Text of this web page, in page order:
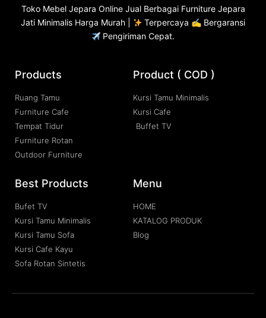
Toko Mebel Jepara Online Jual Berbagai Furniture Jepara
Jati Minimalis Harga Murah |
Terpercaya ✍ Bergaransi
Pengiriman Cepat.
Products
Ruang Tamu
Furniture Cafe
Tempat Tidur
Furniture Rotan
Outdoor Furniture
Product ( COD )
Kursi Tamu Minimalis
Kursi Cafe
Buffet TV
Best Products
Bufet TV
Kursi Tamu Minimalis
Kursi Tamu Sofa
Kursi Cafe Kayu
Sofa Rotan Sintetis
Menu
HOME
KATALOG PRODUK
Blog